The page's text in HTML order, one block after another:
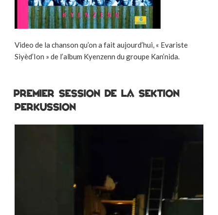
Video de la chanson qu’on a fait aujourd’hui, « Evariste
Siyèd’Ion » de l’album Kyenzenn du groupe Kan’nida.
Premier Session de la Sektion
Perkussion